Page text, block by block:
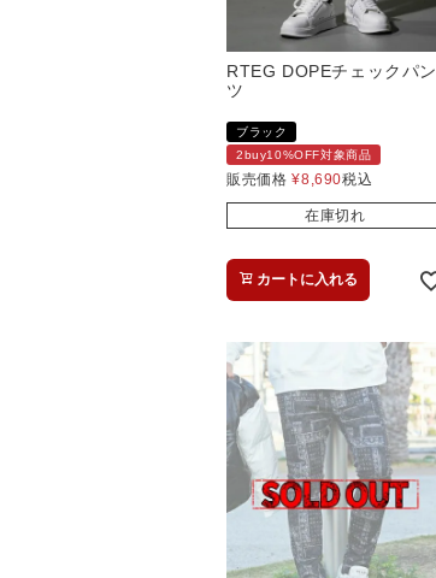
RTEG DOPEチェックパン
ツ
ブラック
2buy10%OFF対象商品
販売価格 ¥8,690税込
在庫切れ
カートに入れる